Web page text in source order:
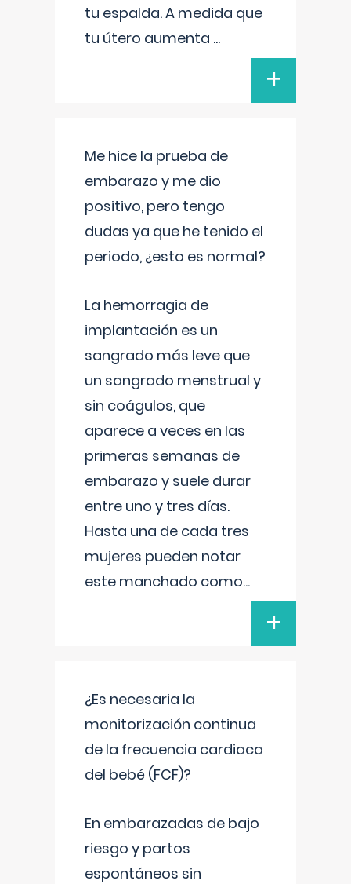
tu espalda. A medida que
tu útero aumenta ...
+
Me hice la prueba de
embarazo y me dio
positivo, pero tengo
dudas ya que he tenido el
periodo, ¿esto es normal?
La hemorragia de
implantación es un
sangrado más leve que
un sangrado menstrual y
sin coágulos, que
aparece a veces en las
primeras semanas de
embarazo y suele durar
entre uno y tres días.
Hasta una de cada tres
mujeres pueden notar
este manchado como...
+
¿Es necesaria la
monitorización continua
de la frecuencia cardiaca
del bebé (FCF)?
En embarazadas de bajo
riesgo y partos
espontáneos sin